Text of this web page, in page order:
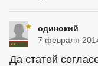
одинокий
7 февраля
Да статей